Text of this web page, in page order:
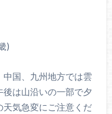
)
国、九州地方では雲
は山沿いの一部で夕
気急変にご注意くだ